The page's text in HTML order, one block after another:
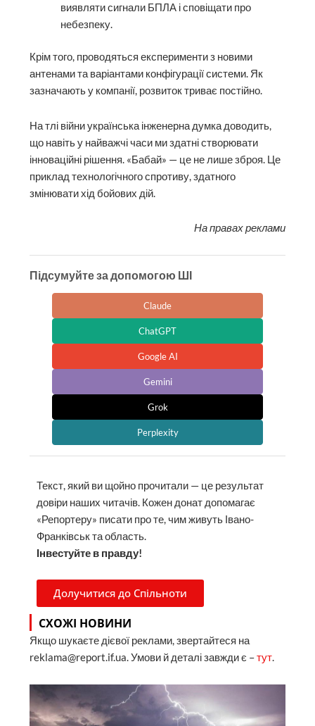
виявляти сигнали БПЛА і сповіщати про
небезпеку.
Крім того, проводяться експерименти з новими
антенами та варіантами конфігурації системи. Як
зазначають у компанії, розвиток триває постійно.
На тлі війни українська інженерна думка доводить,
що навіть у найважчі часи ми здатні створювати
інноваційні рішення. «Бабай» — це не лише зброя. Це
приклад технологічного спротиву, здатного
змінювати хід бойових дій.
На правах реклами
Підсумуйте за допомогою ШІ
Claude
ChatGPT
Google AI
Gemini
Grok
Perplexity
Текст, який ви щойно прочитали — це результат
довіри наших читачів. Кожен донат допомагає
«Репортеру» писати про те, чим живуть Івано-
Франківськ та область.
Інвестуйте в правду!
Долучитися до Спільноти
СХОЖІ НОВИНИ
Якщо шукаєте дієвої реклами, звертайтеся на
reklama@report.if.ua. Умови й деталі завжди є –тут.